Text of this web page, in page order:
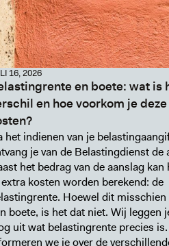
16, 2026
en boete: wat is
en hoe voorkom je
het indienen van je
je van de Belastingdienst de
het bedrag van de aanslag kan
kosten worden berekend: de
Hoewel dit
boete, is het dat niet. Wij leggen
uit wat belastingrente precies
we je over de